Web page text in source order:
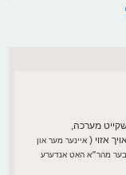
מערכה,
אזוי ( איינער מער און
אבער מהר״א האט אנדערע